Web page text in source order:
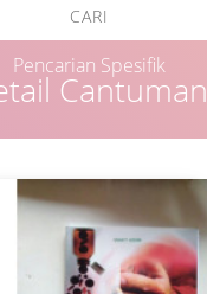
Cantuman
CARI
Pencarian Spesifik